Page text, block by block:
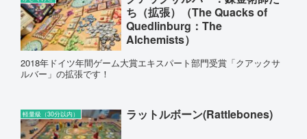
ち（拡張）（The Quacks of
Quedlinburg：The
Alchemists）
2018年ドイツ年間ゲーム大賞エキスパート部門受賞「クアックサ
ルバー」の拡張です！
軽量級（30分以内） ラットルボーン(Rattlebones)